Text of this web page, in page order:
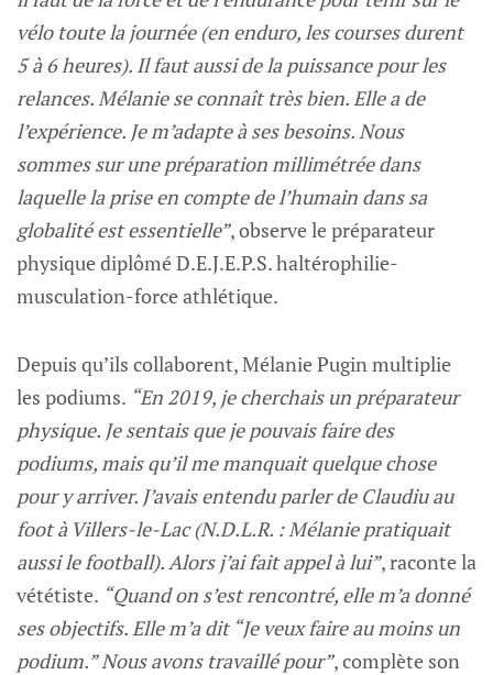
vélo toute la journée (en enduro, les courses durent
5 à 6 heures). Il faut aussi de la puissance pour les
relances. Mélanie se connaît très bien. Elle a de
l’expérience. Je m’adapte à ses besoins. Nous
sommes sur une préparation millimétrée dans
laquelle la prise en compte de l’humain dans sa
globalité est essentielle”, observe le préparateur
physique diplômé D.E.J.E.P.S. haltérophilie-
musculation-force athlétique.
Depuis qu’ils collaborent, Mélanie Pugin multiplie
les podiums. “En 2019, je cherchais un préparateur
physique. Je sentais que je pouvais faire des
podiums, mais qu’il me manquait quelque chose
pour y arriver. J’avais entendu parler de Claudiu au
foot à Villers-le-Lac (N.D.L.R. : Mélanie pratiquait
aussi le football). Alors j’ai fait appel à lui”, raconte la
vététiste. “Quand on s’est rencontré, elle m’a donné
ses objectifs. Elle m’a dit “Je veux faire au moins un
podium.” Nous avons travaillé pour”, complète son